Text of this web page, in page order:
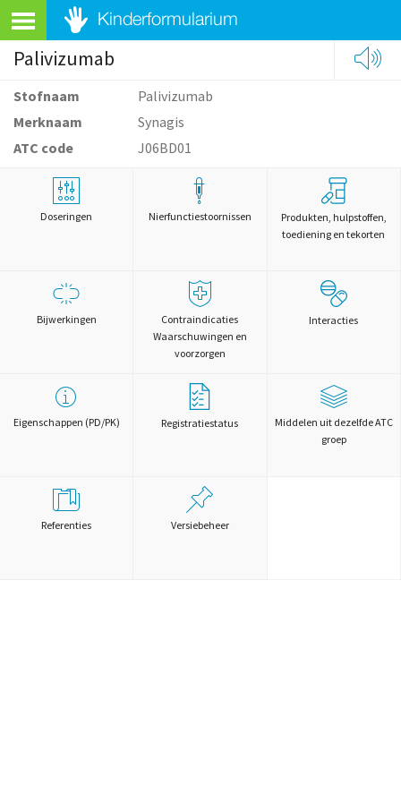
Palivizumab
Stofnaam
Palivizumab
Merknaam
Synagis
ATC code
J06BD01
Doseringen Nierfunctiestoornissen
Produkten, hulpstoffen,
toediening en tekorten
Bijwerkingen
Contraindicaties
Waarschuwingen en
voorzorgen
Interacties
Eigenschappen (PD/PK) Registratiestatus
Middelen uit dezelfde ATC
groep
Referenties Versiebeheer